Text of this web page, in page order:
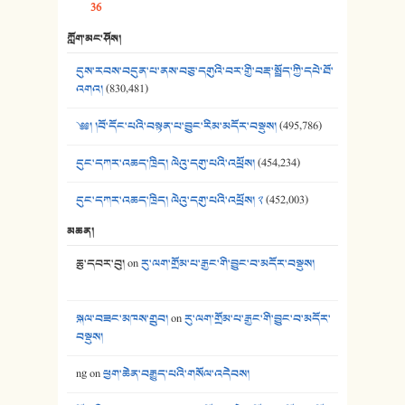
36
ཀློག་མང་ཤོས།
དུས་རབས་བདུན་པ་ནས་བཅུ་དགུའི་བར་གྱི་བརྡ་སྤྲོད་ཀྱི་དཔེ་ཐོ་
འགའ།(830,481)
༄༅། །བོ་དོང་པའི་བསྟན་པ་བྱུང་རིམ་མདོར་བསྡུས།(495,786)
དུང་དཀར་འཆད་ཁྲིད། ལེའུ་དགུ་པའི་འཕྲོས།(454,234)
དུང་དཀར་འཆད་ཁྲིད། ལེའུ་དགུ་པའི་འཕྲོས། ༢(452,003)
མཆན།
ཆུ་དབར་བུ།onརུ་ལག་གྲོམ་པ་རྒྱང་གི་བྱུང་བ་མདོར་བསྡུས།
སྐལ་བཟང་མཁས་གྲུབ།onརུ་ལག་གྲོམ་པ་རྒྱང་གི་བྱུང་བ་མདོར་
བསྡུས།
ngonཕྱག་ཆེན་བརྒྱུད་པའི་གསོལ་འདེབས།